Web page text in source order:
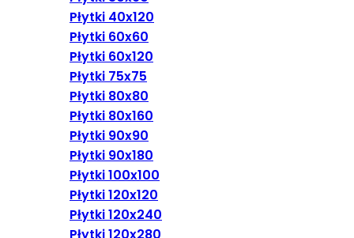
Płytki 40x120
Płytki 60x60
Płytki 60x120
Płytki 75x75
Płytki 80x80
Płytki 80x160
Płytki 90x90
Płytki 90x180
Płytki 100x100
Płytki 120x120
Płytki 120x240